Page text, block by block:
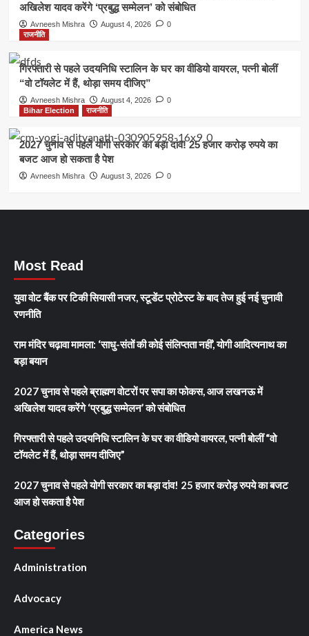
अखिलेश यादव करेंगे ‘प्रबुद्ध सम्मेलन’ को संबोधित
Avneesh Mishra August 4, 2026
0
राजनीति
गिरफ्तारी से पहले उदयनिधि स्टालिन के घर का वीडियो वायरल, पत्नी बोलीं
“वो टॉयलेट में हैं, थोड़ा समय दीजिए”
Avneesh Mishra August 4, 2026
0
Bihar Election
राजनीति
2027 चुनाव से पहले योगी सरकार का बड़ा दांव! 25 हजार करोड़ रुपये का
बजट आज हो सकता है पेश
Avneesh Mishra August 3, 2026 0
Most Read
युवा वोट बैंक पर टिकी सियासी नजर, स्टूडेंट प्रोटेस्ट के बाद तेज हुई नई चुनावी
रणनीति
राम मंदिर चढ़ावा मामला: ‘साधु-संतों की कोई संलिप्तता नहीं’, योगी आदित्यनाथ का
बड़ा बयान
2027 चुनाव से पहले ब्राह्मण वोटरों पर सपा का फोकस, आज लखनऊ में
अखिलेश यादव करेंगे ‘प्रबुद्ध सम्मेलन’ को संबोधित
गिरफ्तारी से पहले उदयनिधि स्टालिन के घर का वीडियो वायरल, पत्नी बोलीं “वो
टॉयलेट में हैं, थोड़ा समय दीजिए”
2027 चुनाव से पहले योगी सरकार का बड़ा दांव! 25 हजार करोड़ रुपये का बजट
आज हो सकता है पेश
Categories
Administration
Advocacy
America News